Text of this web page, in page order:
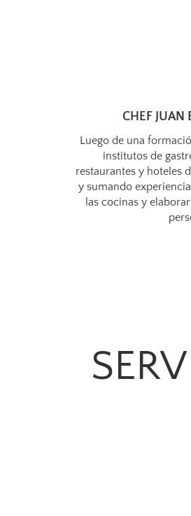
CHEF JUAN
Luego de una
institutos de
restaurantes y hoteles
y sumando
las cocinas y